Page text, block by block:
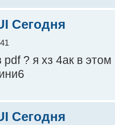
Сегодня
? я хз 4ак в этом
Сегодня